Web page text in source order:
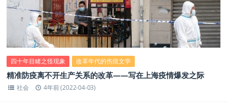
四十年目睹之怪现象 改革年代的伤痕文学
精准防疫离不开生产关系的改革——写在上海疫情爆发之际
社会 4年前 (2022-04-03)